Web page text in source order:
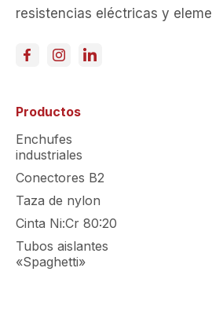
resistencias eléctricas y
Productos
Enchufes
industriales
Conectores B2
Taza de nylon
Cinta Ni:Cr 80:20
Tubos aislantes
«Spaghetti»